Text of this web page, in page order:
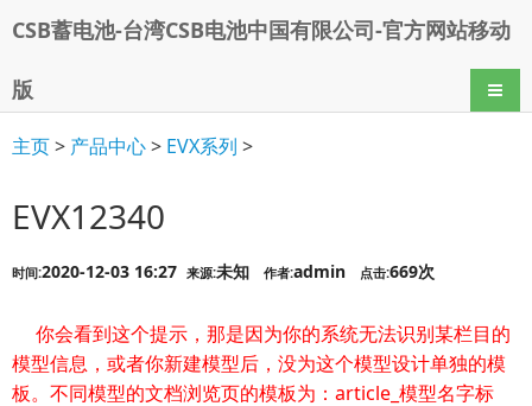
CSB蓄电池-台湾CSB电池中国有限公司-官方网站移动
版 导航
主页> 产品中心> EVX系列 >
EVX12340
时间:2020-12-03 16:27 来源:未知 作者:admin 点击:669次
你会看到这个提示，那是因为你的系统无法识别某栏目的
模型信息，或者你新建模型后，没为这个模型设计单独的模
板。不同模型的文档浏览页的模板为：article_模型名字标